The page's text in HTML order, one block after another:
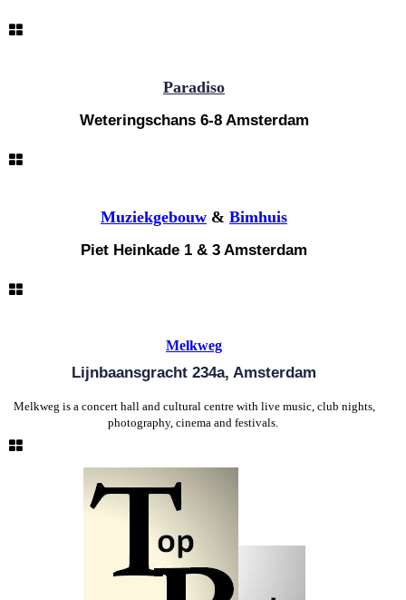
Paradiso
Weteringschans 6-8 Amsterdam
Muziekgebouw & Bimhuis
Piet Heinkade 1 & 3 Amsterdam
Melkweg
Lijnbaansgracht 234a, Amsterdam
Melkweg is a concert hall and cultural centre with live music, club nights,
photography, cinema and festivals.